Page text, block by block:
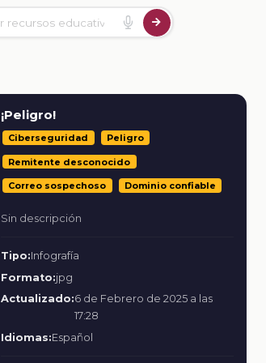
¡Peligro!
Ciberseguridad Peligro
Remitente desconocido
Correo sospechoso Dominio confiable
Sin descripción
Tipo:Infografía
Formato:jpg
Actualizado:6 de Febrero de 2025 a las
17:28
Idiomas:Español